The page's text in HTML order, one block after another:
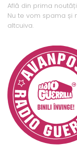
Află din prima
Nu te vom spama
altcuiva.